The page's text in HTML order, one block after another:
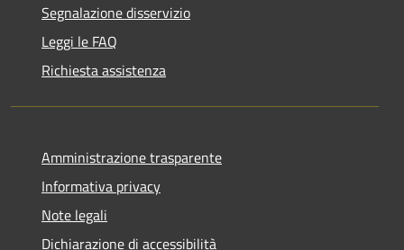
Segnalazione disservizio
Leggi le FAQ
Richiesta assistenza
Amministrazione trasparente
Informativa privacy
Note legali
Dichiarazione di accessibilità